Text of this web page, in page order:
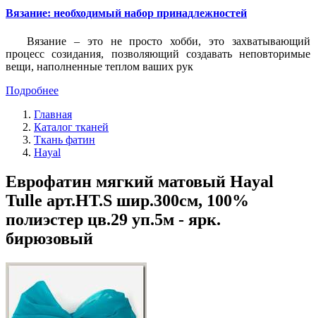
Вязание: необходимый набор принадлежностей
Вязание – это не просто хобби, это захватывающий
процесс созидания, позволяющий создавать неповторимые
вещи, наполненные теплом ваших рук
Подробнее
Главная
Каталог тканей
Ткань фатин
Hayal
Еврофатин мягкий матовый Hayal
Tulle арт.HT.S шир.300см, 100%
полиэстер цв.29 уп.5м - ярк.
бирюзовый